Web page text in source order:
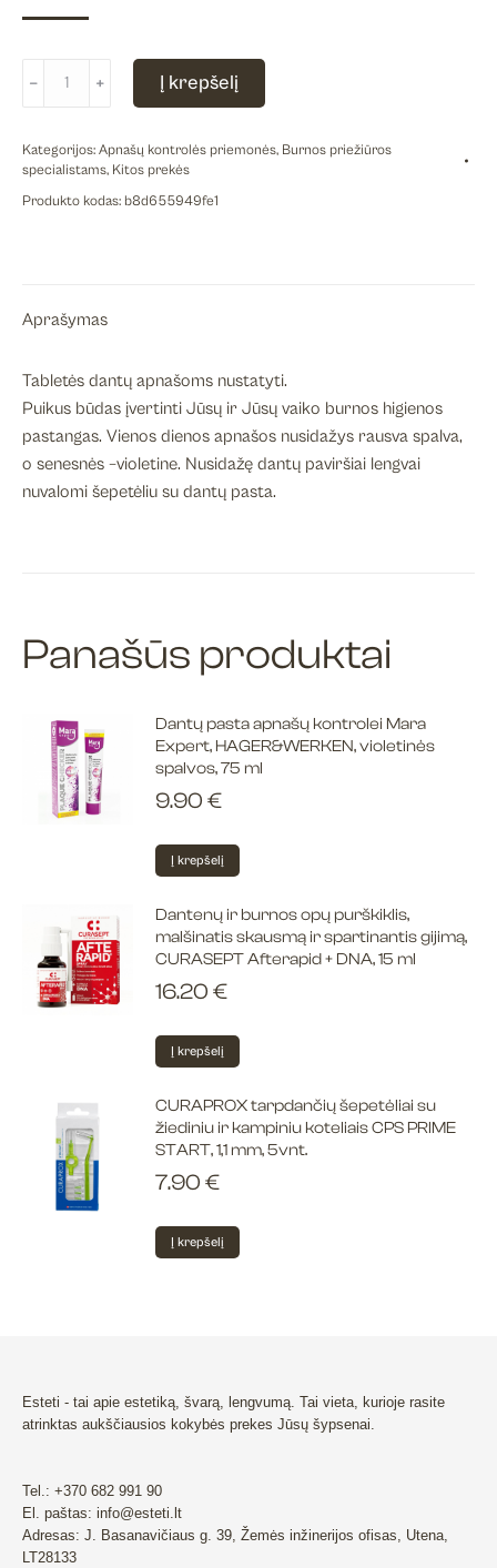
tabletės
apnašų
nustatymui,
﹣ ﹢ Į krepšelį
Kategorijos: Apnašų kontrolės priemonės, Burnos priežiūros
specialistams, Kitos prekės
Produkto kodas: b8d655949fe1
Aprašymas
Tabletės dantų apnašoms nustatyti.
Puikus būdas įvertinti Jūsų ir Jūsų vaiko burnos higienos
pastangas. Vienos dienos apnašos nusidažys rausva spalva,
o senesnės –violetine. Nusidažę dantų paviršiai lengvai
nuvalomi šepetėliu su dantų pasta.
Panašūs produktai
Dantų pasta apnašų kontrolei Mara
Expert, HAGER&WERKEN, violetinės
spalvos, 75 ml
9.90 €
Į krepšelį
Dantenų ir burnos opų purškiklis,
malšinatis skausmą ir spartinantis gijimą,
CURASEPT Afterapid + DNA, 15 ml
16.20 €
Į krepšelį
CURAPROX tarpdančių šepetėliai su
žiediniu ir kampiniu koteliais CPS PRIME
START, 1,1 mm, 5vnt.
7.90 €
Į krepšelį
Esteti - tai apie estetiką, švarą, lengvumą. Tai vieta, kurioje rasite
atrinktas aukščiausios kokybės prekes Jūsų šypsenai.
Tel.: +370 682 991 90
El. paštas: info@esteti.lt
Adresas: J. Basanavičiaus g. 39, Žemės inžinerijos ofisas, Utena,
LT28133